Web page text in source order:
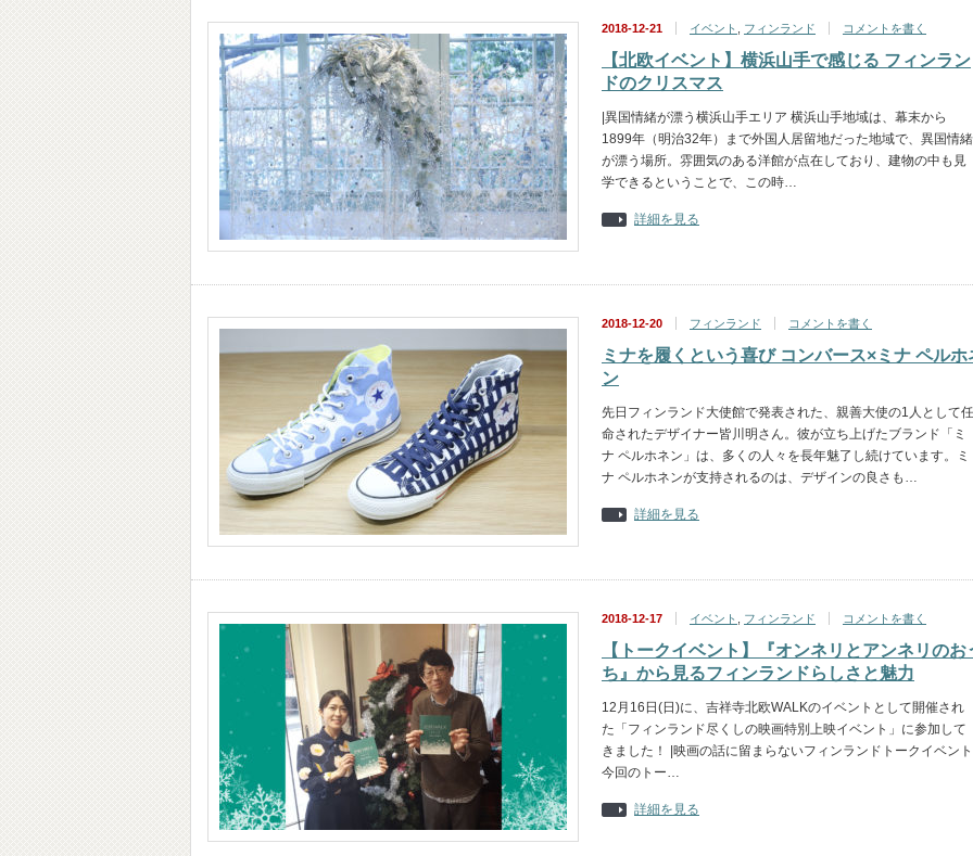
2018-12-21 イベント フィンランド コメントを書く
【北欧イベント】横浜山手で感じる フィンラン
ドのクリスマス
|異国情緒が漂う横浜山手エリア 横浜山手地域は、幕末から
1899年（明治32年）まで外国人居留地だった地域で、異国情緒
が漂う場所。雰囲気のある洋館が点在しており、建物の中も見
学できるということで、この時…
詳細を見る
2018-12-20 フィンランド コメントを書く
ミナを履くという喜び コンバース×ミナ ペルホ
ン
先日フィンランド大使館で発表された、親善大使の1人として任
命されたデザイナー皆川明さん。彼が立ち上げたブランド「ミ
ナ ペルホネン」は、多くの人々を長年魅了し続けています。ミ
ナ ペルホネンが支持されるのは、デザインの良さも…
詳細を見る
2018-12-17 イベント フィンランド コメントを書く
【トークイベント】『オンネリとアンネリのお
ち』から見るフィンランドらしさと魅力
12月16日(日)に、吉祥寺北欧WALKのイベントとして開催され
た「フィンランド尽くしの映画特別上映イベント」に参加して
きました！ |映画の話に留まらないフィンランドトークイベント
今回のトー…
詳細を見る